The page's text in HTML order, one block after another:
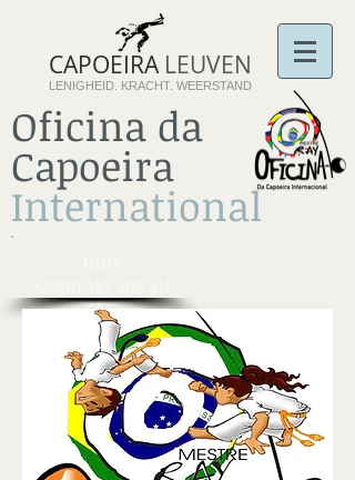
CAPOEIRA LEUVEN
LENIGHEID. KRACHT. WEERSTAND
Oficina da
Capoeira
International